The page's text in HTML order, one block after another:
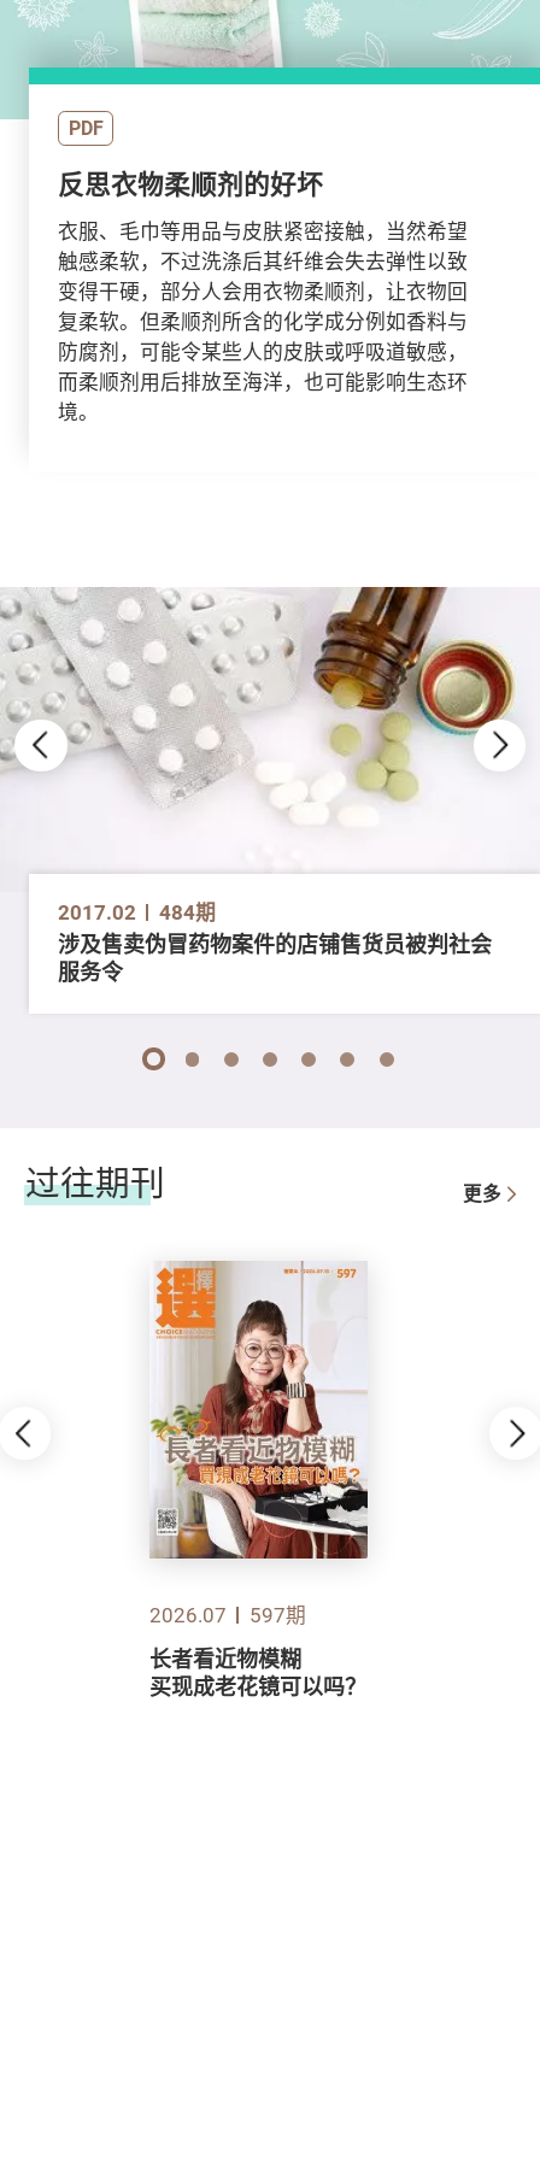
PDF
反思衣物柔顺剂的好坏
衣服、毛巾等用品与皮肤紧密接触，当然希望
触感柔软，不过洗涤后其纤维会失去弹性以致
变得干硬，部分人会用衣物柔顺剂，让衣物回
复柔软。但柔顺剂所含的化学成分例如香料与
防腐剂，可能令某些人的皮肤或呼吸道敏感，
而柔顺剂用后排放至海洋，也可能影响生态环
境。
2017.02 484期
涉及售卖伪冒药物案件的店铺售货员被判社会
服务令
1 2 3 4 5 6 7
过往期刊 更多
2026.07 597期
长者看近物模糊
买现成老花镜可以吗？